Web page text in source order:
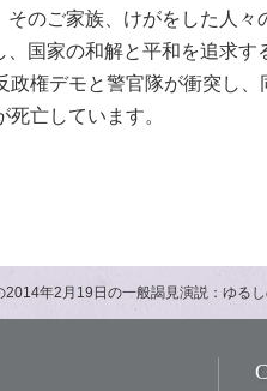
のご家族、けがをした人々
国家の和解と平和を追求す
権デモと警官隊が衝突し、
亡しています。
2014年2月19日の一般謁見演説：ゆる